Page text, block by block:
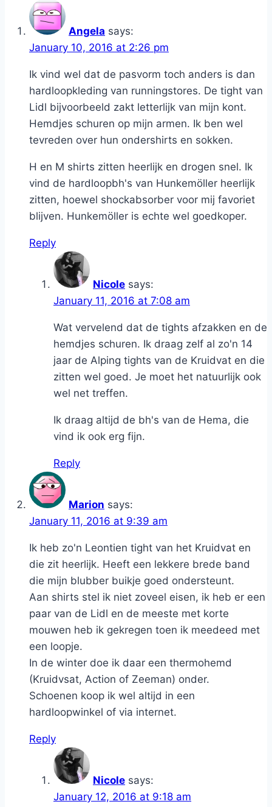
Angela says:
January 10, 2016 at 2:26 pm
Ik vind wel dat de pasvorm toch anders is dan
hardloopkleding van runningstores. De tight van
Lidl bijvoorbeeld zakt letterlijk van mijn kont.
Hemdjes schuren op mijn armen. Ik ben wel
tevreden over hun ondershirts en sokken.
H en M shirts zitten heerlijk en drogen snel. Ik
vind de hardloopbh's van Hunkemöller heerlijk
zitten, hoewel shockabsorber voor mij favoriet
blijven. Hunkemöller is echte wel goedkoper.
Reply
Nicole says:
January 11, 2016 at 7:08 am
Wat vervelend dat de tights afzakken en de
hemdjes schuren. Ik draag zelf al zo'n 14
jaar de Alping tights van de Kruidvat en die
zitten wel goed. Je moet het natuurlijk ook
wel net treffen.
Ik draag altijd de bh's van de Hema, die
vind ik ook erg fijn.
Reply
Marion says:
January 11, 2016 at 9:39 am
Ik heb zo'n Leontien tight van het Kruidvat en
die zit heerlijk. Heeft een lekkere brede band
die mijn blubber buikje goed ondersteunt.
Aan shirts stel ik niet zoveel eisen, ik heb er een
paar van de Lidl en de meeste met korte
mouwen heb ik gekregen toen ik meedeed met
een loopje.
In de winter doe ik daar een thermohemd
(Kruidvsat, Action of Zeeman) onder.
Schoenen koop ik wel altijd in een
hardloopwinkel of via internet.
Reply
Nicole says:
January 12, 2016 at 9:18 am